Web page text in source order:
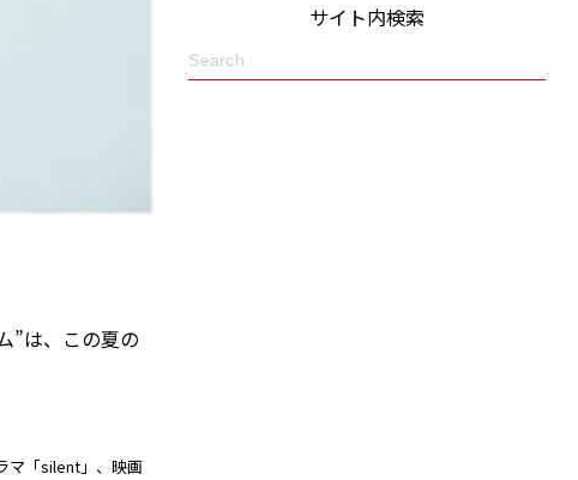
”は、この夏の
マ「silent」、映画
サイト内検索